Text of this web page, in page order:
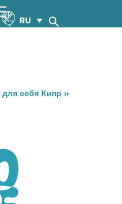
RU
для себя Кипр »